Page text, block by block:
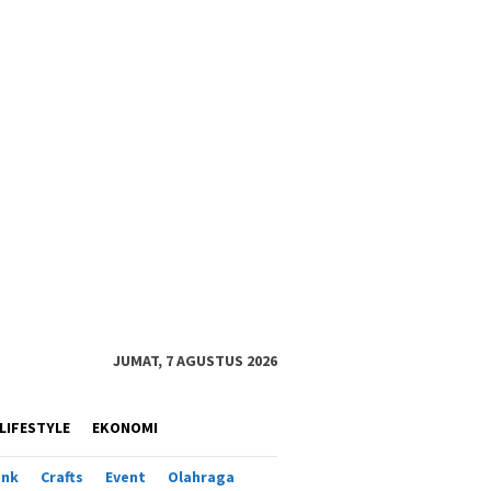
JUMAT, 7 AGUSTUS 2026
LIFESTYLE EKONOMI
Crafts Event Olahraga